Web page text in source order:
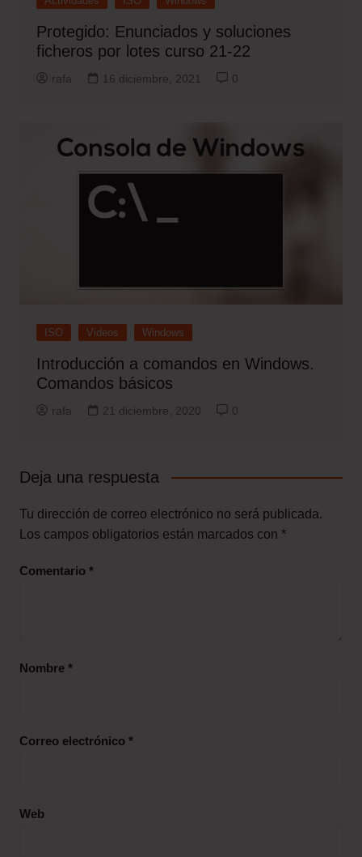
Protegido: Enunciados y soluciones
ficheros por lotes curso 21-22
rafa 16 diciembre, 2021 0
ISO Videos Windows
Introducción a comandos en Windows.
Comandos básicos
rafa 21 diciembre, 2020 0
Deja una respuesta
Tu dirección de correo electrónico no será publicada.
Los campos obligatorios están marcados con *
Comentario *
Nombre *
Correo electrónico *
Web